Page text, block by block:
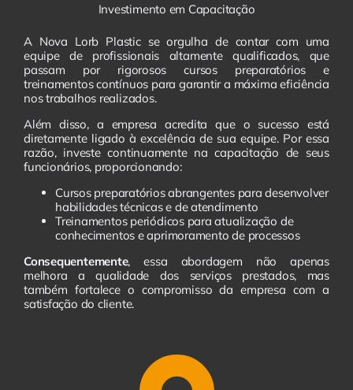
Investimento em Capacitação
A Nova Lorb Plastic se orgulha de contar com uma
equipe de profissionais altamente qualificados, que
passam por rigorosos cursos preparatórios e
treinamentos contínuos para garantir a máxima eficiência
nos trabalhos realizados.
Além disso, a empresa acredita que o sucesso está
diretamente ligado à excelência de sua equipe. Por essa
razão, investe continuamente na capacitação de seus
funcionários, proporcionando:
Cursos preparatórios abrangentes para desenvolver
habilidades técnicas e de atendimento
Treinamentos periódicos para atualização de
conhecimentos e aprimoramento de processos
Consequentemente, essa abordagem não apenas
melhora a qualidade dos serviços prestados, mas
também fortalece o compromisso da empresa com a
satisfação do cliente.